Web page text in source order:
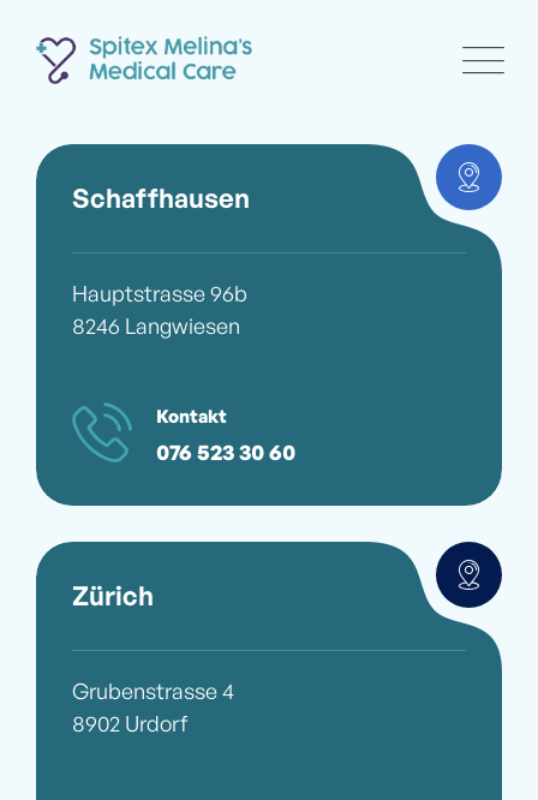
Schaffhausen
Hauptstrasse 96b
8246 Langwiesen
Kontakt
076 523 30 60
Zürich
Grubenstrasse 4
8902 Urdorf